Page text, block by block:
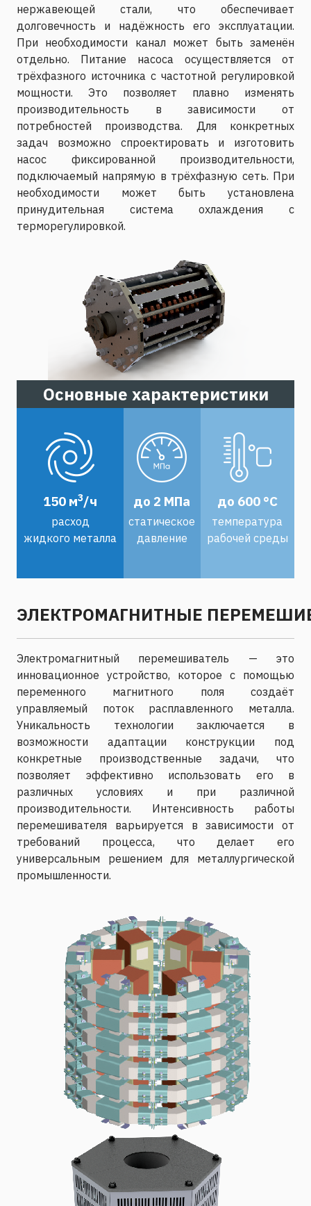
нержавеющей стали, что обеспечивает
долговечность и надёжность его эксплуатации.
При необходимости канал может быть заменён
отдельно. Питание насоса осуществляется от
трёхфазного источника с частотной регулировкой
мощности. Это позволяет плавно изменять
производительность в зависимости от
потребностей производства. Для конкретных
задач возможно спроектировать и изготовить
насос фиксированной производительности,
подключаемый напрямую в трёхфазную сеть. При
необходимости может быть установлена
принудительная система охлаждения с
терморегулировкой.
Основные характеристики
150 м3/ч до 2 МПа до 600 °С
расход
жидкого металла
статическое
давление
температура
рабочей среды
ЭЛЕКТРОМАГНИТНЫЕ
Электромагнитный перемешиватель — это
инновационное устройство, которое с помощью
переменного магнитного поля создаёт
управляемый поток расплавленного металла.
Уникальность технологии заключается в
возможности адаптации конструкции под
конкретные производственные задачи, что
позволяет эффективно использовать его в
различных условиях и при различной
производительности. Интенсивность работы
перемешивателя варьируется в зависимости от
требований процесса, что делает его
универсальным решением для металлургической
промышленности.